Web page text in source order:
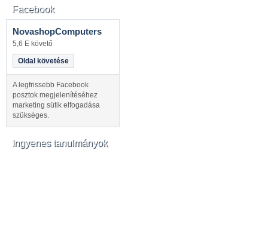
Facebook
NovashopComputers
5,6 E követő
Oldal követése
A legfrissebb Facebook
posztok megjelenítéséhez
marketing sütik elfogadása
szükséges.
Ingyenes tanulmányok